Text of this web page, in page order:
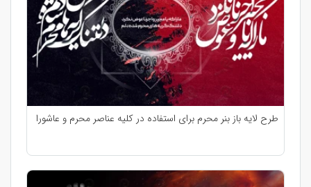
طرح لایه باز بنر محرم برای استفاده در کلیه عناصر محرم و عاشورا